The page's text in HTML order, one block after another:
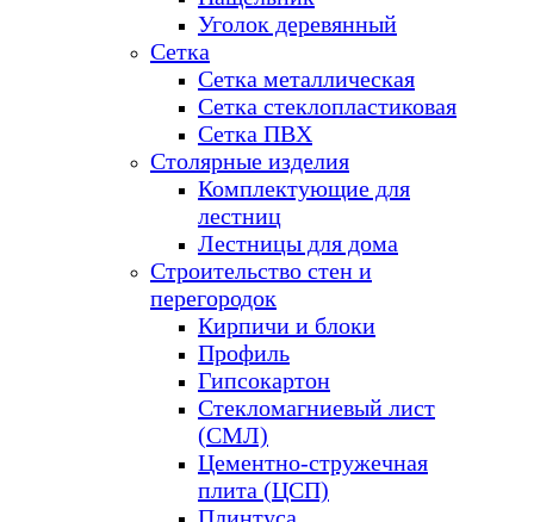
Уголок деревянный
Сетка
Сетка металлическая
Сетка стеклопластиковая
Сетка ПВХ
Столярные изделия
Комплектующие для
лестниц
Лестницы для дома
Строительство стен и
перегородок
Кирпичи и блоки
Профиль
Гипсокартон
Стекломагниевый лист
(СМЛ)
Цементно-стружечная
плита (ЦСП)